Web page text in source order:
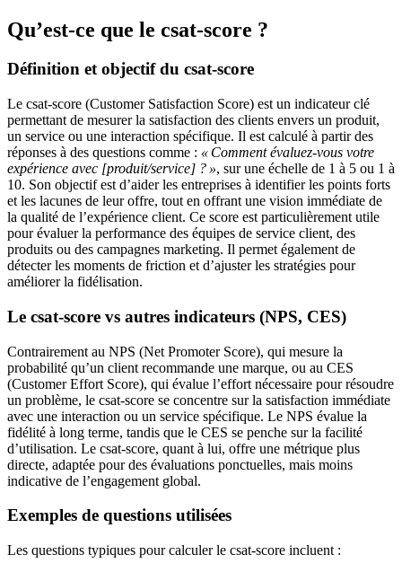
Qu’est-ce que le csat-score ?
Définition et objectif du csat-score
Le csat-score (Customer Satisfaction Score) est un indicateur clé
permettant de mesurer la satisfaction des clients envers un produit,
un service ou une interaction spécifique. Il est calculé à partir des
réponses à des questions comme : « Comment évaluez-vous votre
expérience avec [produit/service] ? », sur une échelle de 1 à 5 ou 1 à
10. Son objectif est d’aider les entreprises à identifier les points forts
et les lacunes de leur offre, tout en offrant une vision immédiate de
la qualité de l’expérience client. Ce score est particulièrement utile
pour évaluer la performance des équipes de service client, des
produits ou des campagnes marketing. Il permet également de
détecter les moments de friction et d’ajuster les stratégies pour
améliorer la fidélisation.
Le csat-score vs autres indicateurs (NPS, CES)
Contrairement au NPS (Net Promoter Score), qui mesure la
probabilité qu’un client recommande une marque, ou au CES
(Customer Effort Score), qui évalue l’effort nécessaire pour résoudre
un problème, le csat-score se concentre sur la satisfaction immédiate
avec une interaction ou un service spécifique. Le NPS évalue la
fidélité à long terme, tandis que le CES se penche sur la facilité
d’utilisation. Le csat-score, quant à lui, offre une métrique plus
directe, adaptée pour des évaluations ponctuelles, mais moins
indicative de l’engagement global.
Exemples de questions utilisées
Les questions typiques pour calculer le csat-score incluent :